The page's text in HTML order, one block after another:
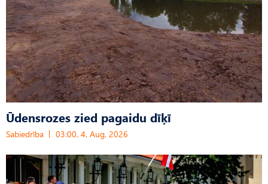
Ūdensrozes zied pagaidu dīķī
Sabiedrība 03:00, 4. Aug, 2026